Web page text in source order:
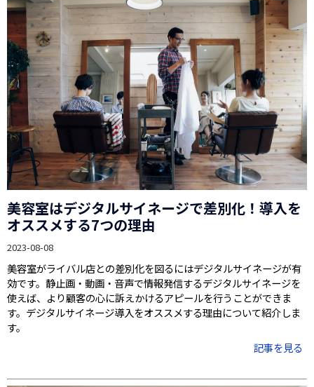
美容室はデジタルサイネージで差別化！導入を
オススメする7つの理由
2023-08-08
美容室がライバル店との差別化を図るにはデジタルサイネージが有
効です。静止画・動画・音声で情報発信するデジタルサイネージを
使えば、より顧客の心に訴えかけるアピールを行うことができま
す。デジタルサイネージ導入をオススメする理由について紹介しま
す。
記事を見る